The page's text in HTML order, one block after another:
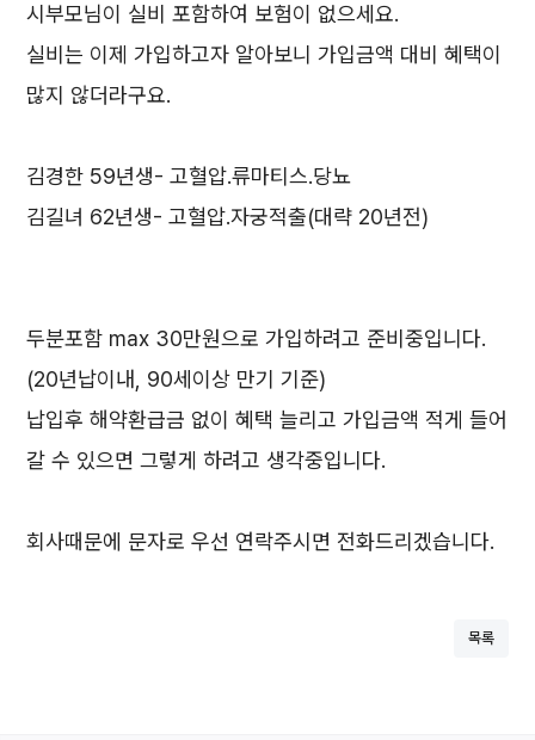
시부모님이 실비 포함하여 보험이 없으세요.
실비는 이제 가입하고자 알아보니 가입금액 대비 혜택이
많지 않더라구요.
김경한 59년생- 고혈압.류마티스.당뇨
김길녀 62년생- 고혈압.자궁적출(대략 20년전)
두분포함 max 30만원으로 가입하려고 준비중입니다.
(20년납이내, 90세이상 만기 기준)
납입후 해약환급금 없이 혜택 늘리고 가입금액 적게 들어
갈 수 있으면 그렇게 하려고 생각중입니다.
회사때문에 문자로 우선 연락주시면 전화드리겠습니다.
목록